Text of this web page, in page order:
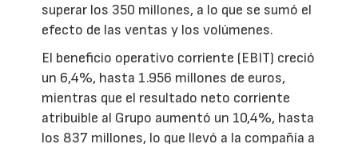
superar los 350 millones, a lo que se sumó el
efecto de las ventas y los volúmenes.
El beneficio operativo corriente (EBIT) creció
un 6,4%, hasta 1.956 millones de euros,
mientras que el resultado neto corriente
atribuible al Grupo aumentó un 10,4%, hasta
los 837 millones, lo que llevó a la compañía a